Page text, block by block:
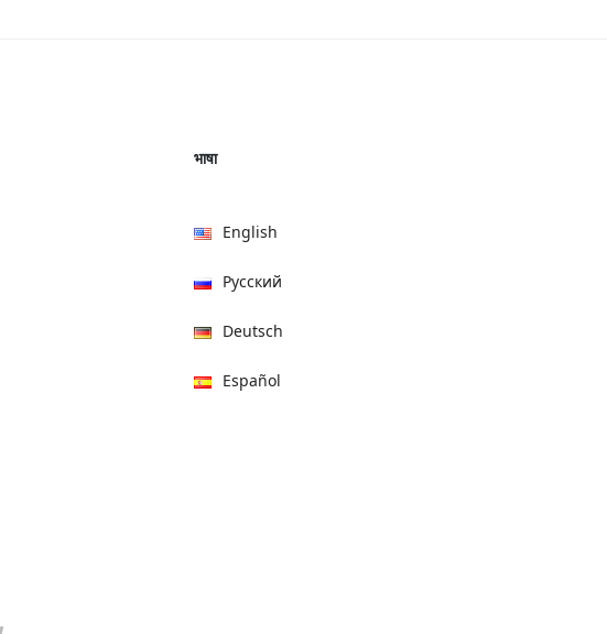
भाषा
English
Русский
Deutsch
Español